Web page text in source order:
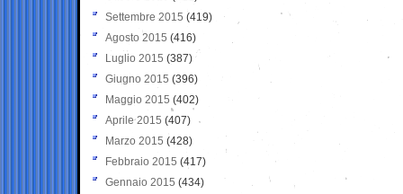
Settembre 2015 (419)
Agosto 2015 (416)
Luglio 2015 (387)
Giugno 2015 (396)
Maggio 2015 (402)
Aprile 2015 (407)
Marzo 2015 (428)
Febbraio 2015 (417)
Gennaio 2015 (434)